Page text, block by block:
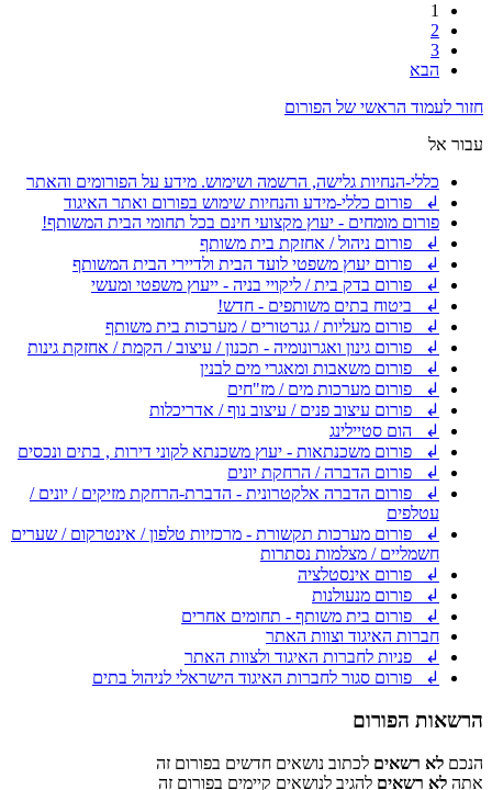
1
2
3
הבא
חזור לעמוד הראשי של הפורום
עבור אל
כללי-הנחיות גלישה, הרשמה ושימוש. מידע על הפורומים והאתר
↲ פורום כללי-מידע והנחיות שימוש בפורום ואתר האיגוד
פורום מומחים - יעוץ מקצועי חינם בכל תחומי הבית המשותף!
↲ פורום ניהול / אחזקת בית משותף
↲ פורום יעוץ משפטי לועד הבית ולדיירי הבית המשותף
↲ פורום בדק בית / ליקויי בניה - ייעוץ משפטי ומעשי
↲ ביטוח בתים משותפים - חדש!
↲ פורום מעליות / גנרטורים / מערכות בית משותף
↲ פורום גינון ואגרונומיה - תכנון / עיצוב / הקמת / אחזקת גינות
↲ פורום משאבות ומאגרי מים לבנין
↲ פורום מערכות מים / מז"חים
↲ פורום עיצוב פנים / עיצוב נוף / אדריכלות
↲ הום סטיילינג
↲ פורום משכנתאות - יעוץ משכנתא לקוני דירות , בתים ונכסים
↲ פורום הדברה / הרחקת יונים
↲ פורום הדברה אלקטרונית - הדברת-הרחקת מזיקים / יונים /
עטלפים
↲ פורום מערכות תקשורת - מרכזיות טלפון / אינטרקום / שערים
חשמליים / מצלמות נסתרות
↲ פורום אינסטלציה
↲ פורום מנעולנות
↲ פורום בית משותף - תחומים אחרים
חברות האיגוד וצוות האתר
↲ פניות לחברות האיגוד ולצוות האתר
↲ פורום סגור לחברות האיגוד הישראלי לניהול בתים
הרשאות הפורום
הנכם לא רשאים לכתוב נושאים חדשים בפורום זה
אתה לא רשאים להגיב לנושאים קיימים בפורום זה